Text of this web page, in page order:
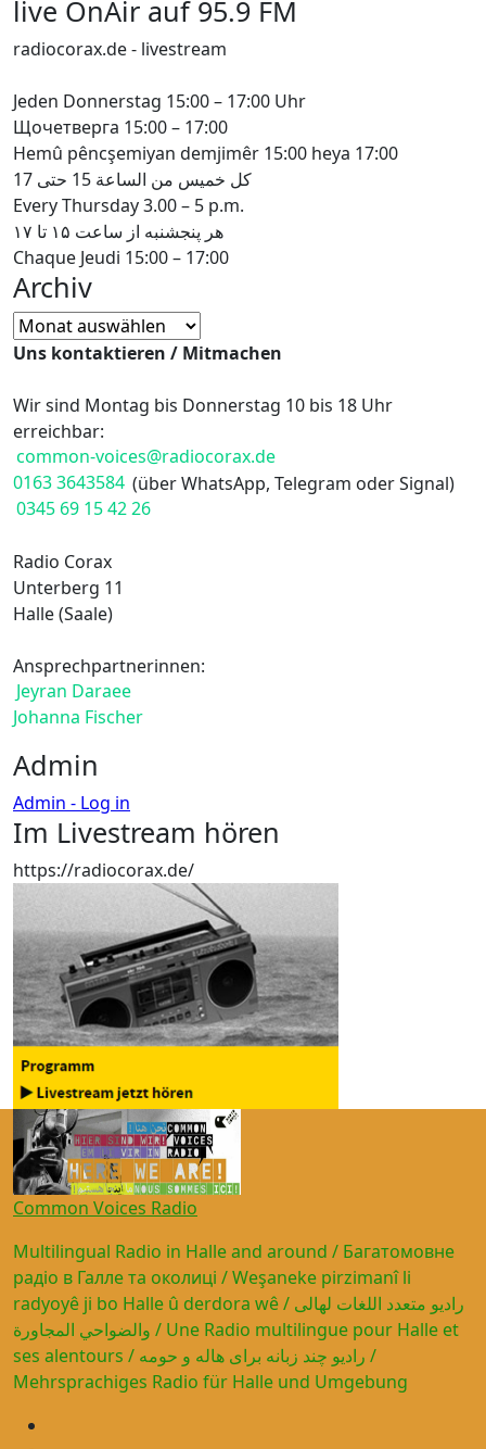
live OnAir auf 95.9 FM
radiocorax.de - livestream
Jeden Donnerstag 15:00 – 17:00 Uhr
Щочетверга 15:00 – 17:00
Hemû pêncşemiyan demjimêr 15:00 heya 17:00
كل خميس من الساعة 15 حتى 17
Every Thursday 3.00 – 5 p.m.
هر پنجشنبه از ساعت ۱۵ تا ۱۷
Chaque Jeudi 15:00 – 17:00
Archiv
Archiv
Uns kontaktieren / Mitmachen
Wir sind Montag bis Donnerstag 10 bis 18 Uhr
erreichbar:
common-voices@radiocorax.de
0163 3643584 (über WhatsApp, Telegram oder Signal)
0345 69 15 42 26
Radio Corax
Unterberg 11
Halle (Saale)
Ansprechpartnerinnen:
Jeyran Daraee
Johanna Fischer
Admin
Admin - Log in
Im Livestream hören
https://radiocorax.de/
Common Voices Radio
Multilingual Radio in Halle and around / Багатомовне
радіо в Галле та околиці / Weşaneke pirzimanî li
radyoyê ji bo Halle û derdora wê / راديو متعدد اللغات لهالى
والضواحي المجاورة / Une Radio multilingue pour Halle et
ses alentours / رادیو چند زبانه برای هاله و حومه /
Mehrsprachiges Radio für Halle und Umgebung